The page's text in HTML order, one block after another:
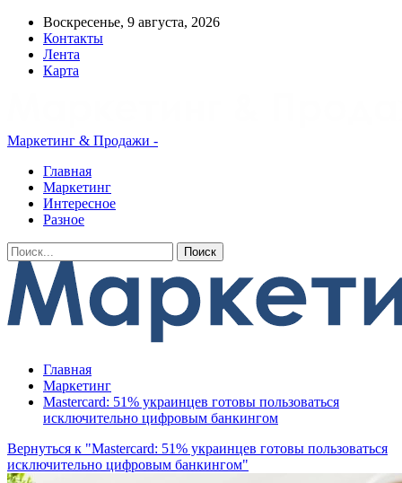
Воскресенье, 9 августа, 2026
Контакты
Лента
Карта
Маркетинг & Продажи -
Главная
Маркетинг
Интересное
Разное
Главная
Маркетинг
Mastercard: 51% украинцев готовы пользоваться
исключительно цифровым банкингом
Вернуться к "Mastercard: 51% украинцев готовы пользоваться
исключительно цифровым банкингом"